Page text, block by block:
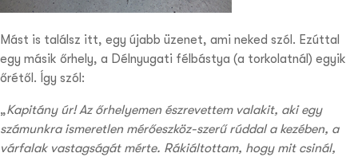
Mást is találsz itt, egy újabb üzenet, ami neked szól. Ezúttal
egy másik őrhely, a Délnyugati félbástya (a torkolatnál) egyik
őrétől. Így szól:
„Kapitány úr! Az őrhelyemen észrevettem valakit, aki egy
számunkra ismeretlen mérőeszköz-szerű rúddal a kezében, a
várfalak vastagságát mérte. Rákiáltottam, hogy mit csinál,